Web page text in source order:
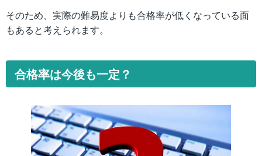
そのため、実際の難易度よりも合格率が低くなっている面
もあると考えられます。
合格率は今後も一定？